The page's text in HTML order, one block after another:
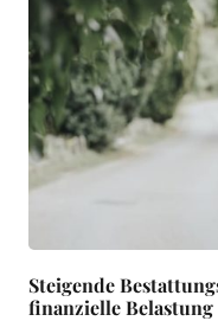
Steigende
finanzielle Belastung